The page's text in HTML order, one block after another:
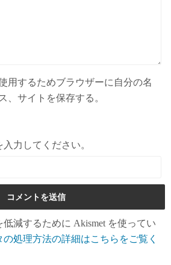
用するためブラウザーに自分の名
、サイトを保存する。
力してください。
減するために Akismet を使ってい
の処理方法の詳細はこちらをご覧く